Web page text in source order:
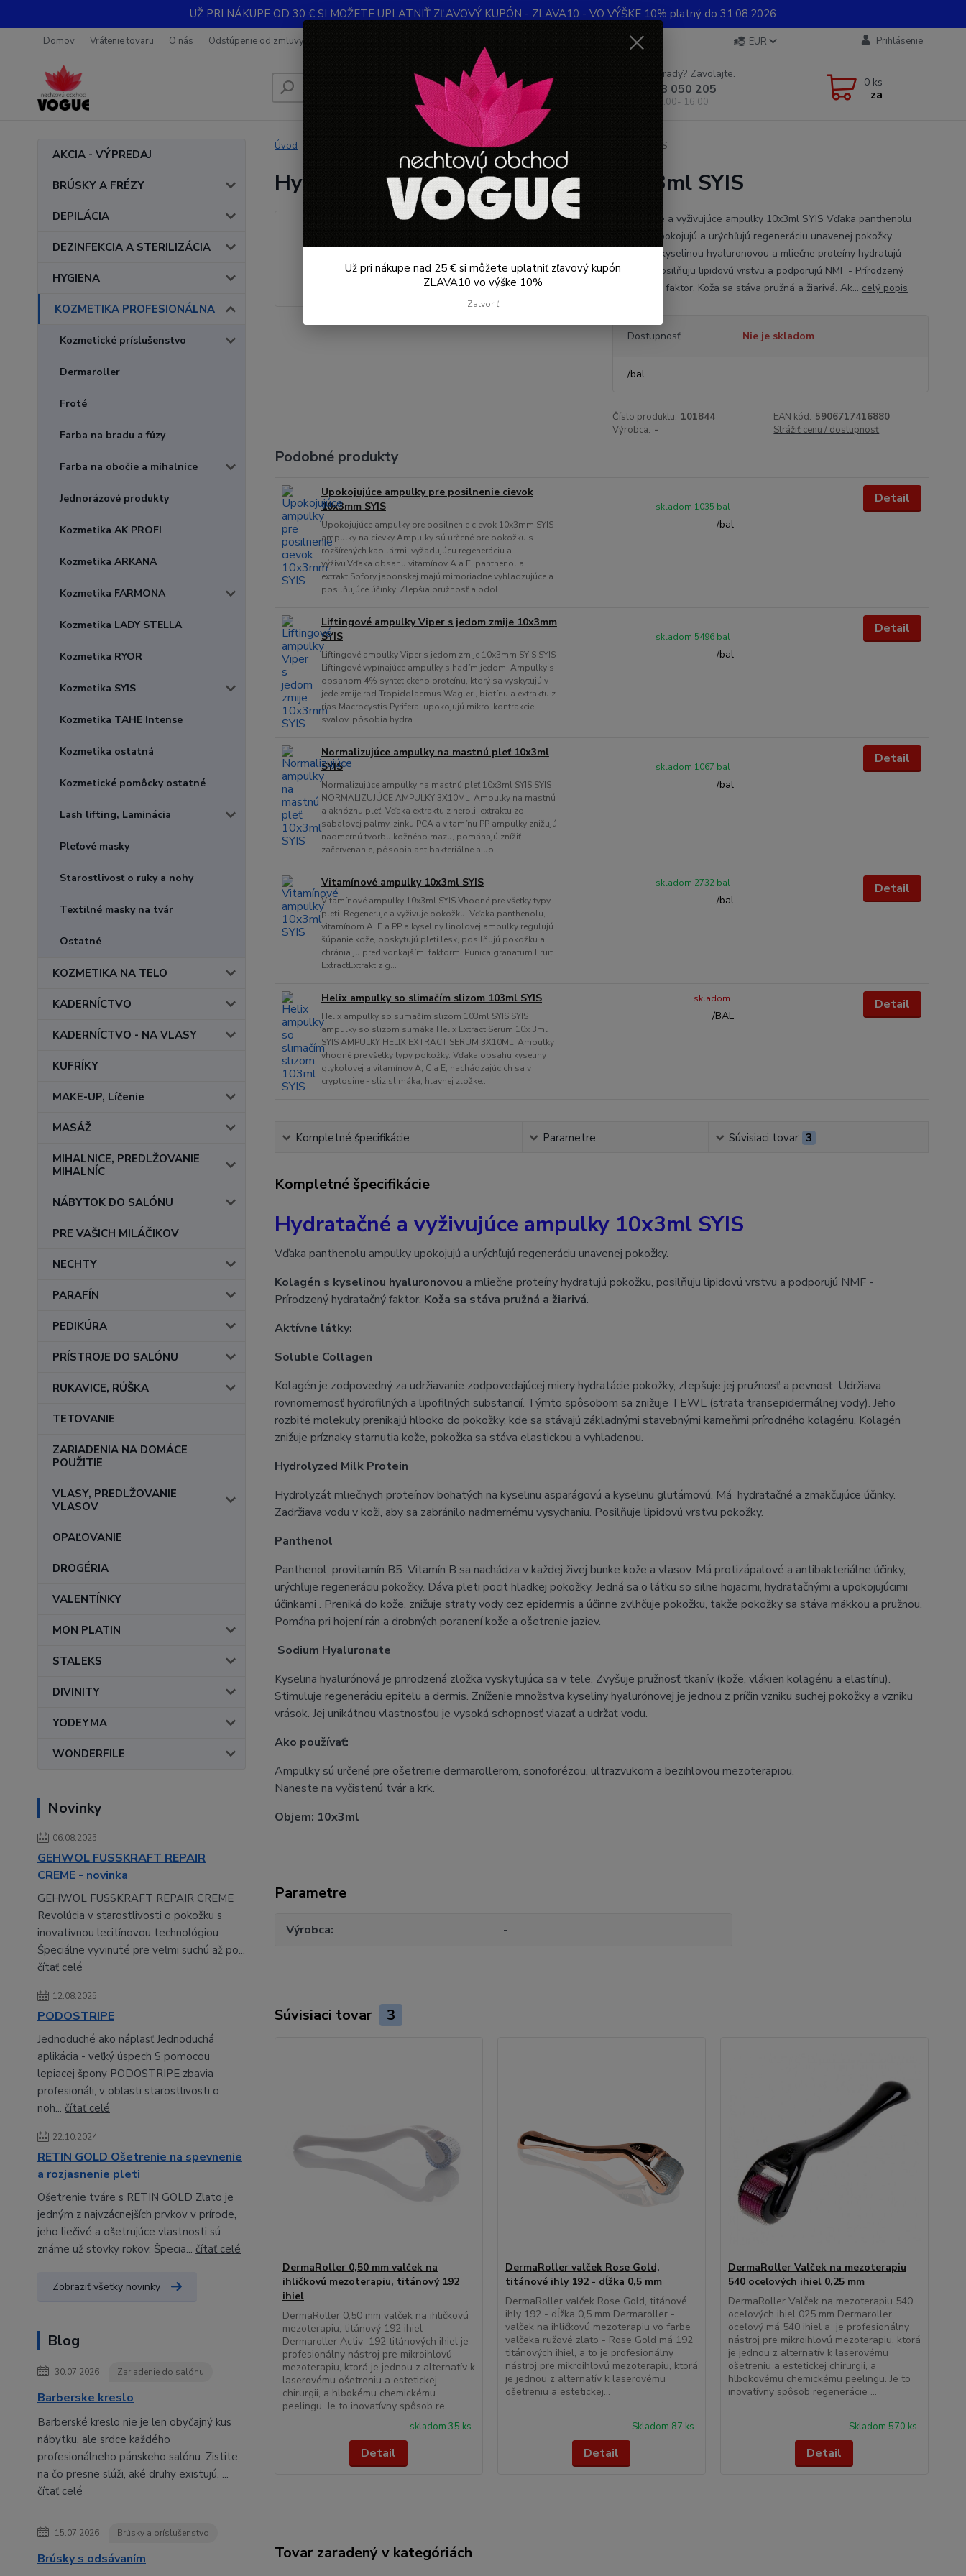
UŽ PRI NÁKUPE OD 30 € SI MOŽETE UPLATNIŤ ZĽAVOVÝ KUPÓN - ZLAVA10 - VO VÝŠKE 10% platný do 31.08.2026
Domov Vrátenie tovaru O nás Odstúpenie od zmluvy EUR Prihlásenie
Hľadať
Neviete si rady? Zavolajte.
+421 948 050 205
Denne od 8.00- 16.00
0 ks
za
AKCIA - VÝPREDAJ
BRÚSKY A FRÉZY
DEPILÁCIA
DEZINFEKCIA A STERILIZÁCIA
HYGIENA
KOZMETIKA PROFESIONÁLNA
Kozmetické príslušenstvo
Dermaroller
Froté
Farba na bradu a fúzy
Farba na obočie a mihalnice
Jednorázové produkty
Kozmetika AK PROFI
Kozmetika ARKANA
Kozmetika FARMONA
Kozmetika LADY STELLA
Kozmetika RYOR
Kozmetika SYIS
Kozmetika TAHE Intense
Kozmetika ostatná
Kozmetické pomôcky ostatné
Lash lifting, Laminácia
Pleťové masky
Starostlivosť o ruky a nohy
Textilné masky na tvár
Ostatné
KOZMETIKA NA TELO
KADERNÍCTVO
KADERNÍCTVO - NA VLASY
KUFRÍKY
MAKE-UP, Líčenie
MASÁŽ
MIHALNICE, PREDLŽOVANIE
MIHALNÍC
NÁBYTOK DO SALÓNU
PRE VAŠICH MILÁČIKOV
NECHTY
PARAFÍN
PEDIKÚRA
PRÍSTROJE DO SALÓNU
RUKAVICE, RÚŠKA
TETOVANIE
ZARIADENIA NA DOMÁCE
POUŽITIE
VLASY, PREDLŽOVANIE
VLASOV
OPAĽOVANIE
DROGÉRIA
VALENTÍNKY
MON PLATIN
STALEKS
DIVINITY
YODEYMA
WONDERFILE
Novinky
06.08.2025
GEHWOL FUSSKRAFT REPAIR
CREME - novinka
GEHWOL FUSSKRAFT REPAIR CREME
Revolúcia v starostlivosti o pokožku s
inovatívnou lecitínovou technológiou
Špeciálne vyvinuté pre veľmi suchú až po...
čítať celé
12.08.2025
PODOSTRIPE
Jednoduché ako náplasť Jednoduchá
aplikácia - veľký úspech S pomocou
lepiacej špony PODOSTRIPE zbavia
profesionáli, v oblasti starostlivosti o
noh... čítať celé
22.10.2024
RETIN GOLD Ošetrenie na spevnenie
a rozjasnenie pleti
Ošetrenie tváre s RETIN GOLD Zlato je
jedným z najvzácnejších prvkov v prírode,
jeho liečivé a ošetrujúce vlastnosti sú
známe už stovky rokov. Špecia... čítať celé
Zobraziť všetky novinky
Blog
30.07.2026 Zariadenie do salónu
Barberske kreslo
Barberské kreslo nie je len obyčajný kus
nábytku, ale srdce každého
profesionálneho pánskeho salónu. Zistite,
na čo presne slúži, aké druhy existujú, ...
čítať celé
15.07.2026 Brúsky a príslušenstvo
Brúsky s odsávaním
Úvod KOZMETIKA PROFESIONÁLNA Hydratačné a vyživujúce ampulky 10x3ml SYIS
Hydratačné a vyživujúce ampulky 10x3ml SYIS
Hydratačné a vyživujúce ampulky 10x3ml SYIS Vďaka panthenolu
ampulky upokojujú a urýchľujú regeneráciu unavenej pokožky.
Kolagén s kyselinou hyaluronovou a mliečne proteíny hydratujú
pokožku, posilňuju lipidovú vrstvu a podporujú NMF - Prírodzený
hydratačný faktor. Koža sa stáva pružná a žiarivá. Ak... celý popis
Dostupnosť Nie je skladom
/bal
Číslo produktu: 101844 EAN kód: 5906717416880
Výrobca: - Strážiť cenu / dostupnosť
Podobné produkty
Upokojujúce ampulky pre posilnenie cievok
10x3mm SYIS
Upokojujúce ampulky pre posilnenie cievok 10x3mm SYIS
ampulky na cievky Ampulky sú určené pre pokožku s
rozšírených kapilármi, vyžadujúcu regeneráciu a
výživu.Vďaka obsahu vitamínov A a E, panthenol a
extrakt Sofory japonskéj majú mimoriadne vyhladzujúce a
posilňujúce účinky. Zlepšia pružnosť a odol...
/bal
skladom 1035 bal
Detail
Liftingové ampulky Viper s jedom zmije 10x3mm
SYIS
Liftingové ampulky Viper s jedom zmije 10x3mm SYIS SYIS
Liftingové vypínajúce ampulky s hadím jedom Ampulky s
obsahom 4% syntetického proteínu, ktorý sa vyskytujú v
jede zmije rad Tropidolaemus Wagleri, biotínu a extraktu z
rias Macrocystis Pyrifera, upokojujú mikro-kontrakcie
svalov, pôsobia hydra...
/bal
skladom 5496 bal
Detail
Normalizujúce ampulky na mastnú pleť 10x3ml
SYIS
Normalizujúce ampulky na mastnú pleť 10x3ml SYIS SYIS
NORMALIZUJÚCE AMPULKY 3X10ML Ampulky na mastnú
a aknóznu pleť. Vďaka extraktu z neroli, extraktu zo
sabalovej palmy, zinku PCA a vitamínu PP ampulky znižujú
nadmernú tvorbu kožného mazu, pomáhajú znížiť
začervenanie, pôsobia antibakteriálne a up...
/bal
skladom 1067 bal
Detail
Vitamínové ampulky 10x3ml SYIS
Vitamínové ampulky 10x3ml SYIS Vhodné pre všetky typy
pleti. Regeneruje a vyživuje pokožku. Vďaka panthenolu,
vitamínom A, E a PP a kyseliny linolovej ampulky regulujú
šúpanie kože, poskytujú pleti lesk, posilňujú pokožku a
chránia ju pred vonkajšími faktormi.Punica granatum Fruit
ExtractExtrakt z g...
/bal
skladom 2732 bal Detail
Helix ampulky so slimačím slizom 103ml SYIS
Helix ampulky so slimačím slizom 103ml SYIS SYIS
ampulky so slizom slimáka Helix Extract Serum 10x 3ml
SYIS AMPULKY HELIX EXTRACT SERUM 3X10ML Ampulky
vhodné pre všetky typy pokožky. Vďaka obsahu kyseliny
glykolovej a vitamínov A, C a E, nachádzajúcich sa v
cryptosine - sliz slimáka, hlavnej zložke...
/BAL
skladom Detail
Kompletné špecifikácie Parametre Súvisiaci tovar 3
Kompletné špecifikácie
Hydratačné a vyživujúce ampulky 10x3ml SYIS
Vďaka panthenolu ampulky upokojujú a urýchľujú regeneráciu unavenej pokožky.
Kolagén s kyselinou hyaluronovou a mliečne proteíny hydratujú pokožku, posilňuju lipidovú vrstvu a podporujú NMF -
Prírodzený hydratačný faktor. Koža sa stáva pružná a žiarivá.
Aktívne látky:
Soluble Collagen
Kolagén je zodpovedný za udržiavanie zodpovedajúcej miery hydratácie pokožky, zlepšuje jej pružnosť a pevnosť. Udržiava
rovnomernosť hydrofilných a lipofilných substancií. Týmto spôsobom sa znižuje TEWL (strata transepidermálnej vody). Jeho
rozbité molekuly prenikajú hlboko do pokožky, kde sa stávajú základnými stavebnými kameňmi prírodného kolagénu. Kolagén
znižuje príznaky starnutia kože, pokožka sa stáva elastickou a vyhladenou.
Hydrolyzed Milk Protein
Hydrolyzát mliečnych proteínov bohatých na kyselinu asparágovú a kyselinu glutámovú. Má hydratačné a zmäkčujúce účinky.
Zadržiava vodu v koži, aby sa zabránilo nadmernému vysychaniu. Posilňuje lipidovú vrstvu pokožky.
Panthenol
Panthenol, provitamín B5. Vitamín B sa nachádza v každej živej bunke kože a vlasov. Má protizápalové a antibakteriálne účinky,
urýchľuje regeneráciu pokožky. Dáva pleti pocit hladkej pokožky. Jedná sa o látku so silne hojacimi, hydratačnými a upokojujúcimi
účinkami . Preniká do kože, znižuje straty vody cez epidermis a účinne zvlhčuje pokožku, takže pokožky sa stáva mäkkou a pružnou.
Pomáha pri hojení rán a drobných poranení kože a ošetrenie jaziev.
Sodium Hyaluronate
Kyselina hyalurónová je prirodzená zložka vyskytujúca sa v tele. Zvyšuje pružnosť tkanív (kože, vlákien kolagénu a elastínu).
Stimuluje regeneráciu epitelu a dermis. Zníženie množstva kyseliny hyalurónovej je jednou z príčin vzniku suchej pokožky a vzniku
vrások. Jej unikátnou vlastnosťou je vysoká schopnosť viazať a udržať vodu.
Ako používať:
Ampulky sú určené pre ošetrenie dermarollerom, sonoforézou, ultrazvukom a bezihlovou mezoterapiou.
Naneste na vyčistenú tvár a krk.
Objem: 10x3ml
Parametre
Výrobca -
Súvisiaci tovar 3
DermaRoller 0,50 mm valček na
ihličkovú mezoterapiu, titánový 192
ihiel
DermaRoller 0,50 mm valček na ihličkovú
mezoterapiu, titánový 192 ihiel
Dermaroller Activ 192 titánových ihiel je
profesionálny nástroj pre mikroihlovú
mezoterapiu, ktorá je jednou z alternatív k
laserovému ošetreniu a estetickej
chirurgii, a hlbokému chemickému
peelingu. Je to inovatívny spôsob re...
skladom 35 ks
Detail
DermaRoller valček Rose Gold,
titánové ihly 192 - dĺžka 0,5 mm
DermaRoller valček Rose Gold, titánové
ihly 192 - dĺžka 0,5 mm Dermaroller -
valček na ihličkovú mezoterapiu vo farbe
valčeka ružové zlato - Rose Gold má 192
titánových ihiel, a to je profesionálny
nástroj pre mikroihlovú mezoterapiu, ktorá
je jednou z alternatív k laserovému
ošetreniu a estetickej...
Skladom 87 ks
Detail
DermaRoller Valček na mezoterapiu
540 oceľových ihiel 0,25 mm
DermaRoller Valček na mezoterapiu 540
oceľových ihiel 025 mm Dermaroller
oceľový má 540 ihiel a je profesionálny
nástroj pre mikroihlovú mezoterapiu, ktorá
je jednou z alternatív k laserovému
ošetreniu a estetickej chirurgii, a
hlbokovému chemickému peelingu. Je to
inovatívny spôsob regenerácie ...
Skladom 570 ks
Detail
Tovar zaradený v kategóriách
Už pri nákupe nad 25 € si môžete uplatniť zľavový kupón
ZLAVA10 vo výške 10%
Zatvoriť